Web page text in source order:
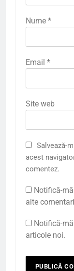
Nume *
Email *
Site web
Salvează-
acest
comentez.
Notifică-
alte
Notifică-
articole noi.